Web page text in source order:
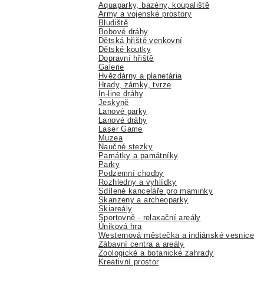
Aquaparky, bazény, koupaliště
Army a vojenské prostory
Bludiště
Bobové dráhy
Dětská hřiště venkovní
Dětské koutky
Dopravní hřiště
Galerie
Hvězdárny a planetária
Hrady, zámky, tvrze
In-line dráhy
Jeskyně
Lanové parky
Lanové dráhy
Laser Game
Muzea
Naučné stezky
Památky a památníky
Parky
Podzemní chodby
Rozhledny a vyhlídky
Sdílené kanceláře pro maminky
Skanzeny a archeoparky
Skiareály
Sportovně - relaxační areály
Úniková hra
Westernová městečka a indiánské vesnice
Zábavní centra a areály
Zoologické a botanické zahrady
Kreativní prostor